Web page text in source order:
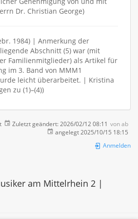
Dr. Christian George)
1984) | Anmerkung der
Abschnitt (5) war (mit
Familienmitglieder) als Artikel für
im 3. Band von MMM1
leicht überarbeitet. | Kristina
zu (1)–(4))
Zuletzt geändert: 2026/02/12 08:11 vonab
angelegt 2025/10/15 18:15
Anmelden
am Mittelrhein 2 |